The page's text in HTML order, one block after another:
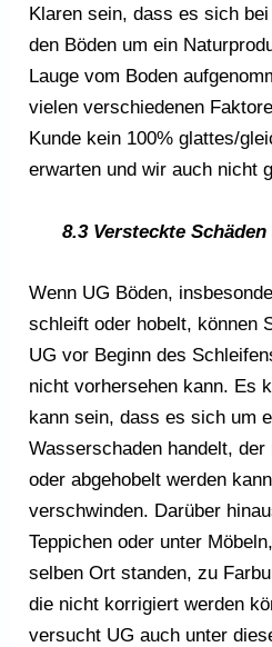
Klaren sein, dass es sich
den Böden um ein
Lauge vom Boden
vielen verschiedenen
Kunde kein 100% glattes/
erwarten und wir auch nicht
8.3 Versteckte
Wenn UG Böden,
schleift oder hobelt, können
UG vor Beginn des
nicht vorhersehen kann. Es
kann sein, dass es sich um
Wasserschaden handelt,
oder abgehobelt werden
verschwinden. Darüber
Teppichen oder unter
selben Ort standen, zu
die nicht korrigiert werden
versucht UG auch unter